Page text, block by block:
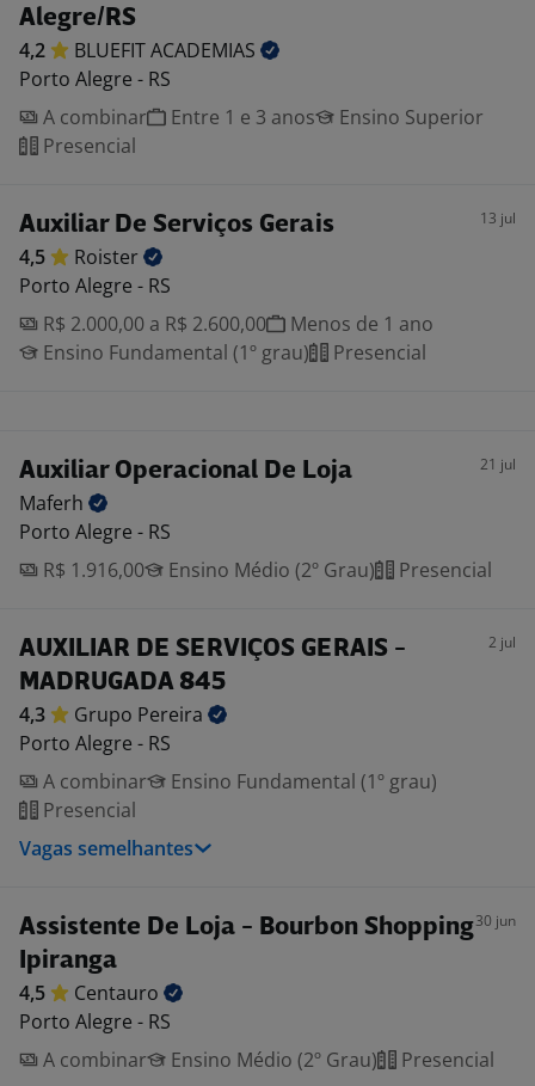
Alegre/RS
4,2 BLUEFITACADEMIAS
Porto Alegre - RS
A combinar
Entre 1 e 3 anos
Ensino Superior
Presencial
Auxiliar De Serviços Gerais 13 jul
4,5
Roister
Porto Alegre - RS
R$ 2.000,00 a R$ 2.600,00
Menos de 1 ano
Ensino Fundamental (1º grau)
Presencial
Auxiliar Operacional De Loja 21 jul
Maferh
Porto Alegre - RS
R$ 1.916,00
Ensino Médio (2º Grau) Presencial
AUXILIAR DE SERVIÇOS GERAIS -
MADRUGADA 845
2 jul
4,3 Grupo Pereira
Porto Alegre - RS
A combinar
Ensino Fundamental (1º grau)
Presencial
Vagas semelhantes
Assistente De Loja - Bourbon Shopping
Ipiranga
30 jun
4,5
Centauro
Porto Alegre - RS
A combinar
Ensino Médio (2º Grau)
Presencial